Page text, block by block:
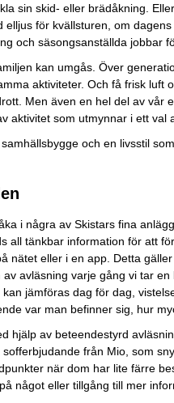
sin skid- eller brädåkning.
elljus för kvällsturen, om
och säsongsanställda jobbar
kan umgås. Över
aktiviteter. Och få frisk
Men även en hel del av vår
aktivitet som utmynnar i ett
och en livsstil
i några av Skistars fina
all tänkbar information för att
nätet eller i en app. Detta
avläsning varje gång vi tar
jämföras dag för dag,
var man befinner sig, hur
hjälp av beteendestyrd
från Mio, som
när dom har lite färre
något eller tillgång till mer